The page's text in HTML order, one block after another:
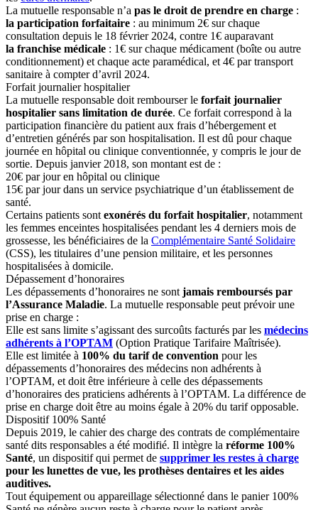
La mutuelle responsable n’a pas le droit de prendre en charge :
la participation forfaitaire : au minimum 2€ sur chaque
consultation depuis le 18 février 2024, contre 1€ auparavant
la franchise médicale : 1€ sur chaque médicament (boîte ou autre
conditionnement) et chaque acte paramédical, et 4€ par transport
sanitaire à compter d’avril 2024.
Forfait journalier hospitalier
La mutuelle responsable doit rembourser le forfait journalier
hospitalier sans limitation de durée. Ce forfait correspond à la
participation financière du patient aux frais d’hébergement et
d’entretien générés par son hospitalisation. Il est dû pour chaque
journée en hôpital ou clinique conventionnée, y compris le jour de
sortie. Depuis janvier 2018, son montant est de :
20€ par jour en hôpital ou clinique
15€ par jour dans un service psychiatrique d’un établissement de
santé.
Certains patients sont exonérés du forfait hospitalier, notamment
les femmes enceintes hospitalisées pendant les 4 derniers mois de
grossesse, les bénéficiaires de la Complémentaire Santé Solidaire
(CSS), les titulaires d’une pension militaire, et les personnes
hospitalisées à domicile.
Dépassement d’honoraires
Les dépassements d’honoraires ne sont jamais remboursés par
l’Assurance Maladie. La mutuelle responsable peut prévoir une
prise en charge :
Elle est sans limite s’agissant des surcoûts facturés par les médecins
adhérents à l’OPTAM (Option Pratique Tarifaire Maîtrisée).
Elle est limitée à 100% du tarif de convention pour les
dépassements d’honoraires des médecins non adhérents à
l’OPTAM, et doit être inférieure à celle des dépassements
d’honoraires des praticiens adhérents à l’OPTAM. La différence de
prise en charge doit être au moins égale à 20% du tarif opposable.
Dispositif 100% Santé
Depuis 2019, le cahier des charge des contrats de complémentaire
santé dits responsables a été modifié. Il intègre la réforme 100%
Santé, un dispositif qui permet de supprimer les restes à charge
pour les lunettes de vue, les prothèses dentaires et les aides
auditives.
Tout équipement ou appareillage sélectionné dans le panier 100%